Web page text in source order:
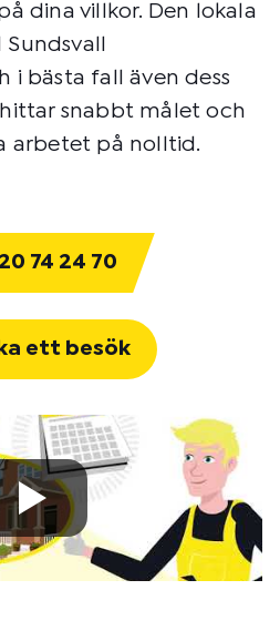
dina villkor. Den lokala
i bästa fall även dess
snabbt målet och
arbetet på nolltid.
74 24 70
ett besök